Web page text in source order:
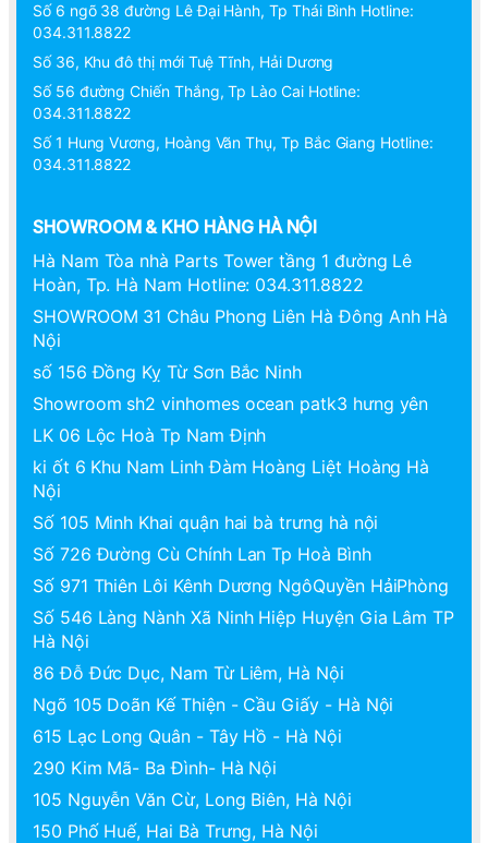
Số 6 ngõ 38 đường Lê Đại Hành, Tp Thái Bình Hotline:
034.311.8822
Số 36, Khu đô thị mới Tuệ Tĩnh, Hải Dương
Số 56 đường Chiến Thắng, Tp Lào Cai Hotline:
034.311.8822
Số 1 Hung Vương, Hoàng Văn Thụ, Tp Bắc Giang Hotline:
034.311.8822
SHOWROOM & KHO HÀNG HÀ NỘI
Hà Nam Tòa nhà Parts Tower tầng 1 đường Lê
Hoàn, Tp. Hà Nam Hotline: 034.311.8822
SHOWROOM 31 Châu Phong Liên Hà Đông Anh Hà
Nội
số 156 Đồng Kỵ Từ Sơn Bắc Ninh
Showroom sh2 vinhomes ocean patk3 hưng yên
LK 06 Lộc Hoà Tp Nam Định
ki ốt 6 Khu Nam Linh Đàm Hoàng Liệt Hoàng Hà
Nội
Số 105 Minh Khai quận hai bà trưng hà nội
Số 726 Đường Cù Chính Lan Tp Hoà Bình
Số 971 Thiên Lôi Kênh Dương NgôQuyền HảiPhòng
Số 546 Làng Nành Xã Ninh Hiệp Huyện Gia Lâm TP
Hà Nội
86 Đỗ Đức Dục, Nam Từ Liêm, Hà Nội
Ngõ 105 Doãn Kế Thiện - Cầu Giấy - Hà Nội
615 Lạc Long Quân - Tây Hồ - Hà Nội
290 Kim Mã- Ba Đình- Hà Nội
105 Nguyễn Văn Cừ, Long Biên, Hà Nội
150 Phố Huế, Hai Bà Trưng, Hà Nội